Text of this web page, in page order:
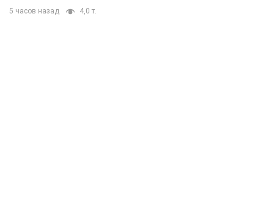
5 часов назад 4,0 т.